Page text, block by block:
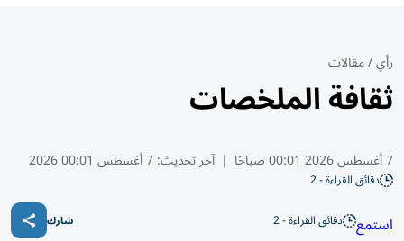
رأي/مقالات
ثقافة الملخصات
7 أغسطس 2026 00:01 صباحًا | آخر تحديث:7 أغسطس 00:01 2026
دقائق القراءة - 2
استمع دقائق القراءة - 2 شارك